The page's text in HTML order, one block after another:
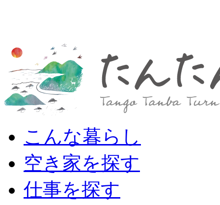
こんな暮らし
空き家を探す
仕事を探す